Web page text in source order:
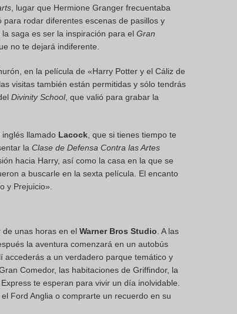
, lugar que Hermione Granger frecuentaba
para rodar diferentes escenas de pasillos y
saga es ser la inspiración para el Gran
no te dejará indiferente.
en la película de «Harry Potter y el Cáliz de
visitas también están permitidas y sólo tendrás
Divinity School, que valió para grabar la
llamado Lacock , que si tienes tiempo te
la Clase de Defensa Contra las Artes
hacia Harry, así como la casa en la que se
a buscarle en la sexta película. El encanto
y Prejuicio».
unas horas en el Warner Bros Studio . A las
la aventura comenzará en un autobús
accederás a un verdadero parque temático y
Comedor, las habitaciones de Griffindor, la
te esperan para vivir un día inolvidable.
Ford Anglia o comprarte un recuerdo en su